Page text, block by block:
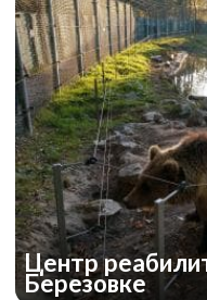
Центр
Березовке